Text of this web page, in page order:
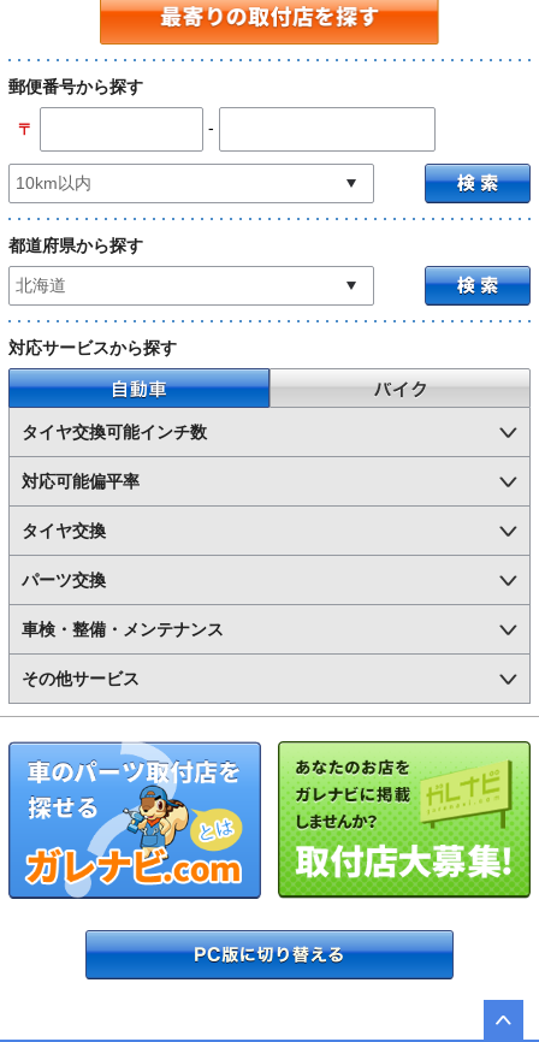
郵便番号から探す
〒 -
都道府県から探す
対応サービスから探す
自動車
バイク
タイヤ交換可能インチ数
対応可能偏平率
タイヤ交換
パーツ交換
車検・整備・メンテナンス
その他サービス